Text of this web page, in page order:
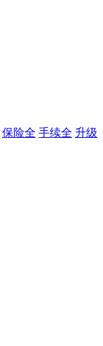
保险全 手续全 升级